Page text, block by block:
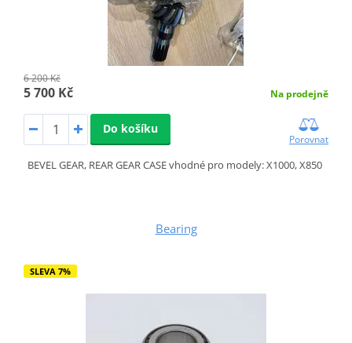
6 200 Kč
5 700 Kč Na prodejně
Do košíku
Porovnat
BEVEL GEAR, REAR GEAR CASE vhodné pro modely: X1000, X850
Bearing
SLEVA 7%